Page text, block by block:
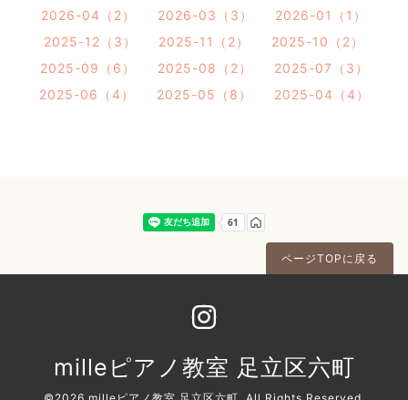
2026-04（2）
2026-03（3）
2026-01（1）
2025-12（3）
2025-11（2）
2025-10（2）
2025-09（6）
2025-08（2）
2025-07（3）
2025-06（4）
2025-05（8） 2025-04（4）
ページTOPに戻る
milleピアノ教室 足立区六町